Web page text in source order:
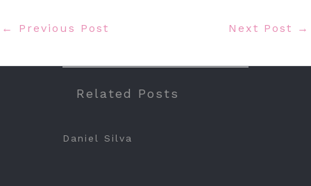
← Previous Post Next Post →
Related Posts
Daniel Silva